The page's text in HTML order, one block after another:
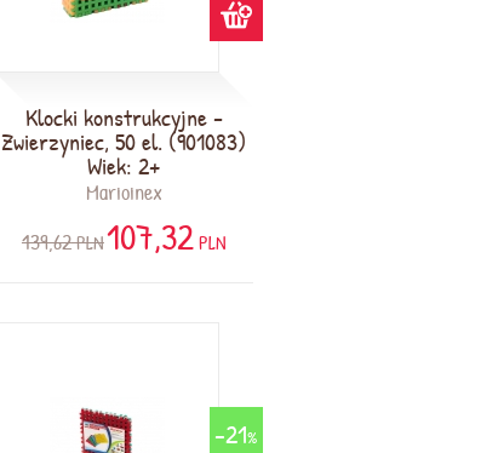
Klocki konstrukcyjne -
Zwierzyniec, 50 el. (901083)
Wiek: 2+
Marioinex
139,62PLN107,32PLN
-21%